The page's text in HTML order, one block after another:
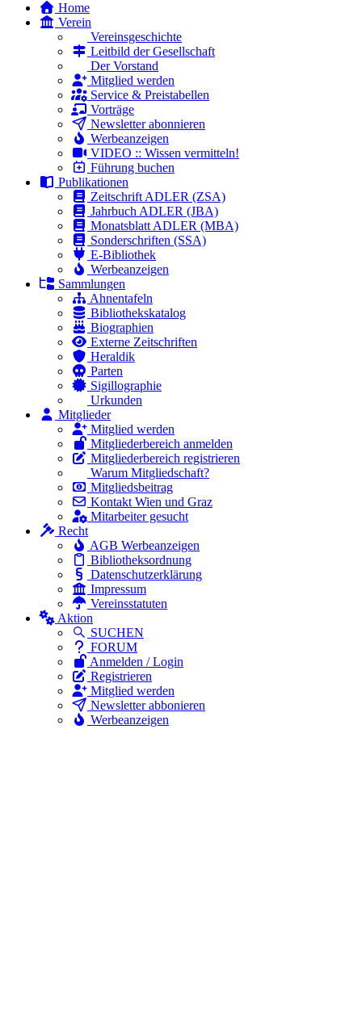
Home
Verein
Vereinsgeschichte
Leitbild der Gesellschaft
Der Vorstand
Mitglied werden
Service & Preistabellen
Vorträge
Newsletter abonnieren
Werbeanzeigen
VIDEO :: Wissen vermitteln!
Führung buchen
Publikationen
Zeitschrift ADLER (ZSA)
Jahrbuch ADLER (JBA)
Monatsblatt ADLER (MBA)
Sonderschriften (SSA)
E-Bibliothek
Werbeanzeigen
Sammlungen
Ahnentafeln
Bibliothekskatalog
Biographien
Externe Zeitschriften
Heraldik
Parten
Sigillographie
Urkunden
Mitglieder
Mitglied werden
Mitgliederbereich anmelden
Mitgliederbereich registrieren
Warum Mitgliedschaft?
Mitgliedsbeitrag
Kontakt Wien und Graz
Mitarbeiter gesucht
Recht
AGB Werbeanzeigen
Bibliotheksordnung
Datenschutzerklärung
Impressum
Vereinsstatuten
Aktion
SUCHEN
FORUM
Anmelden / Login
Registrieren
Mitglied werden
Newsletter abbonieren
Werbeanzeigen